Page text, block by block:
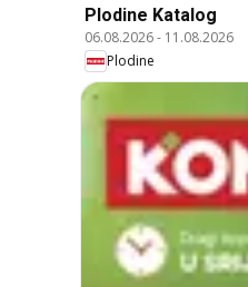
Plodine Katalog
06.08.2026- 11.08.2026
Plodine